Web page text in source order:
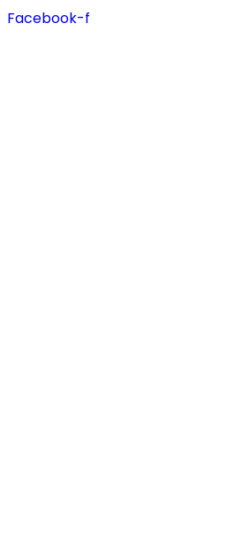
Facebook-f